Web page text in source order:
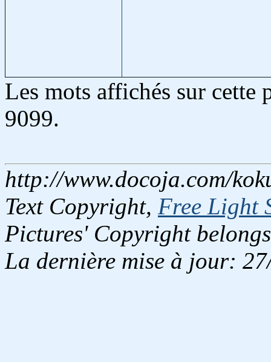
Les mots affichés sur cette
9099.
http://www.docoja.com/
Text Copyright, Free Light
Pictures' Copyright
La dernière mise à jour: